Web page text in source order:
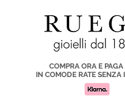
COMPRA ORA E PAGA
IN COMODE RATE SENZA